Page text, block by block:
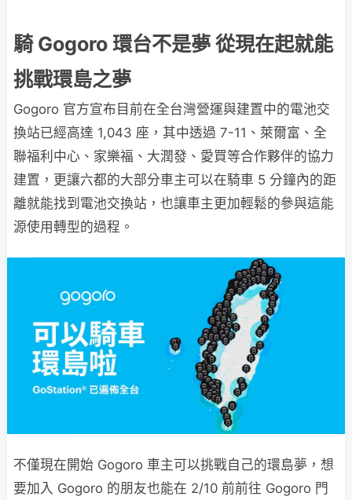
騎 Gogoro 環台不是夢 從現在起就能
挑戰環島之夢
Gogoro 官方宣布目前在全台灣營運與建置中的電池交
換站已經高達 1,043 座，其中透過 7-11、萊爾富、全
聯福利中心、家樂福、大潤發、愛買等合作夥伴的協力
建置，更讓六都的大部分車主可以在騎車 5 分鐘內的距
離就能找到電池交換站，也讓車主更加輕鬆的參與這能
源使用轉型的過程。
不僅現在開始 Gogoro 車主可以挑戰自己的環島夢，想
要加入 Gogoro 的朋友也能在 2/10 前前往 Gogoro 門